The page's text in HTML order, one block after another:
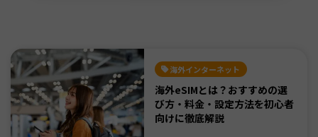
海外インターネット
海外eSIMとは？おすすめの選
び方・料金・設定方法を初心者
向けに徹底解説